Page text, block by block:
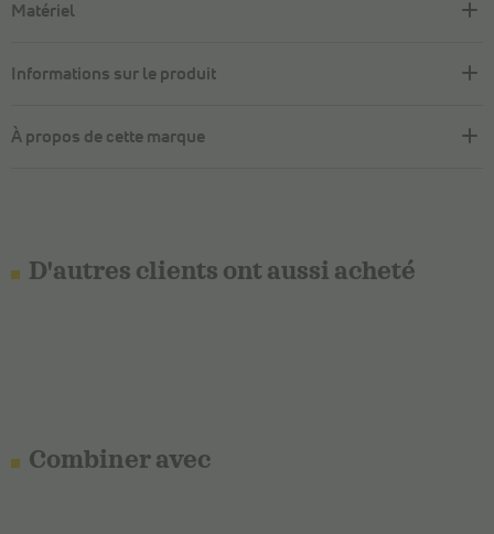
Matériel
Informations sur le produit
À propos de cette marque
D'autres clients ont aussi acheté
Combiner avec